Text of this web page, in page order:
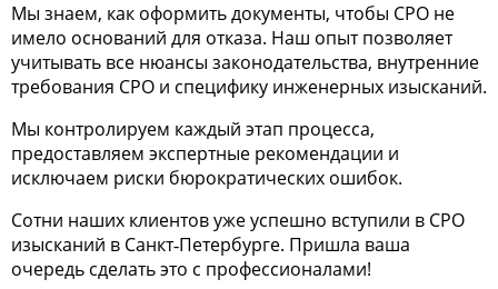
Мы знаем, как оформить документы, чтобы СРО не
имело оснований для отказа. Наш опыт позволяет
учитывать все нюансы законодательства, внутренние
требования СРО и специфику инженерных изысканий.
Мы контролируем каждый этап процесса,
предоставляем экспертные рекомендации и
исключаем риски бюрократических ошибок.
Сотни наших клиентов уже успешно вступили в СРО
изысканий в Санкт‑Петербурге. Пришла ваша
очередь сделать это с профессионалами!